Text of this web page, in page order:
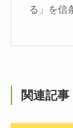
る」を信
関連記事